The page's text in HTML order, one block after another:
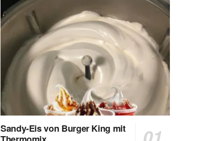
Sandy-Eis von Burger King mit